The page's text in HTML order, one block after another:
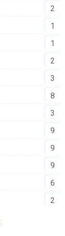
2
1
1
2
3
8
3
9
9
9
6
2